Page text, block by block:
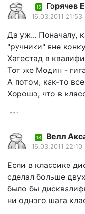
15 Горячев
16.03.2011 21:53
Да уж... Поначалу,
"ручники" вне
Хатестад в
Тот же Модин -
А потом, как-то
Хорошо, что в
18 Велл
16.03.2011 22:10
Если в классике
сделал больше
было бы
ни одного шага